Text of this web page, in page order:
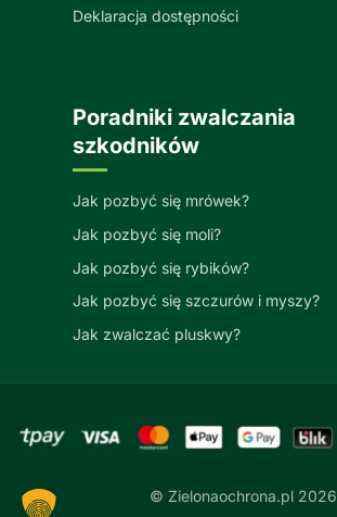
Deklaracja dostępności
Poradniki zwalczania
szkodników
Jak pozbyć się mrówek?
Jak pozbyć się moli?
Jak pozbyć się rybików?
Jak pozbyć się szczurów i myszy?
Jak zwalczać pluskwy?
© Zielonaochrona.pl 2026